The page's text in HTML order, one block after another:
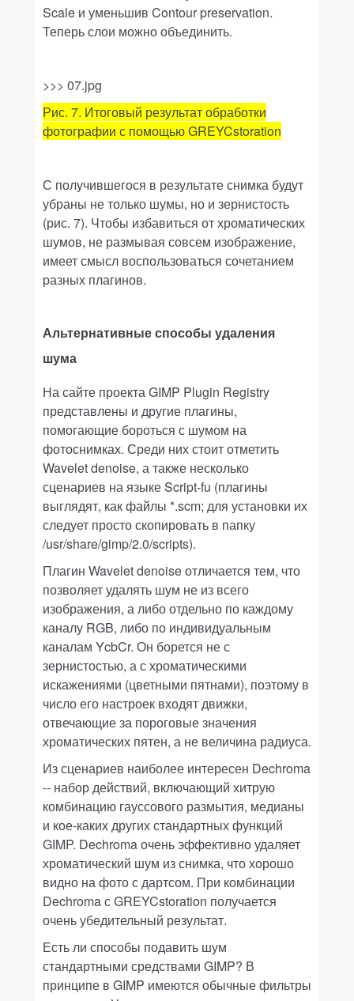
Scale и уменьшив Contour preservation.
Теперь слои можно объединить.
>>> 07.jpg
Рис. 7. Итоговый результат обработки
фотографии с помощьюGREYCstoration
С получившегося в результате снимка будут
убраны не только шумы, но и зернистость
(рис. 7). Чтобы избавиться от хроматических
шумов, не размывая совсем изображение,
имеет смысл воспользоваться сочетанием
разных плагинов.
Альтернативные способы удаления
шума
На сайте проектаGIMP Plugin Registry
представлены и другие плагины,
помогающие бороться с шумом на
фотоснимках. Среди них стоит отметить
Wavelet denoise, а также несколько
сценариев на языкеScript-fu (плагины
выглядят, как файлы *.scm; для установки их
следует просто скопировать в папку
/usr/share/gimp/2.0/scripts).
Плагин Wavelet denoiseотличается тем, что
позволяет удалять шум не из всего
изображения, а либо отдельно по каждому
каналу RGB, либо по индивидуальным
каналам YcbCr. Он борется не с
зернистостью, а с хроматическими
искажениями (цветными пятнами), поэтому в
число его настроек входят движки,
отвечающие за пороговые значения
хроматических пятен, а не величина радиуса.
Из сценариев наиболее интересен Dechroma
-- набор действий, включающий хитрую
комбинацию гауссового размытия, медианы
и кое-каких других стандартных функций
GIMP. Dechromaочень эффективно удаляет
хроматический шум из снимка, что хорошо
видно на фото с дартсом. При комбинации
DechromaсGREYCstoration получается
очень убедительный результат.
Есть ли способы подавить шум
стандартными средствами GIMP? В
принципе в GIMP имеются обычные фильтры